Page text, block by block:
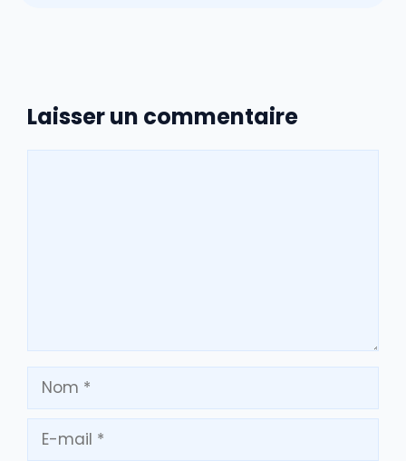
Laisser un commentaire
Nom
mail